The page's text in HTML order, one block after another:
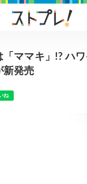
ママキ」!? ハ
新発売